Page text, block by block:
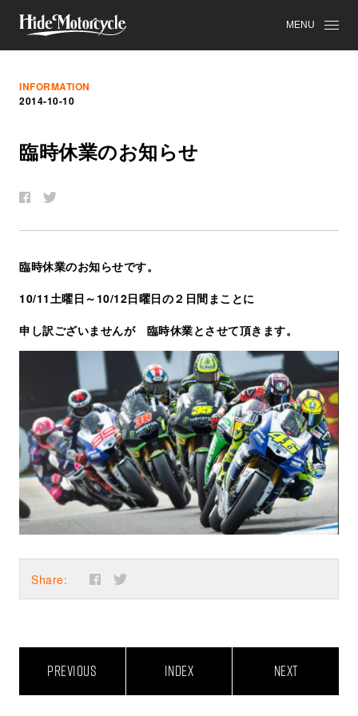
MENU
INFORMATION
2014-10-10
臨時休業のお知らせ
臨時休業のお知らせです。
10/11土曜日～10/12日曜日の２日間まことに
申し訳ございませんが 臨時休業とさせて頂きます。
Share:
PREVIOUS INDEX NEXT